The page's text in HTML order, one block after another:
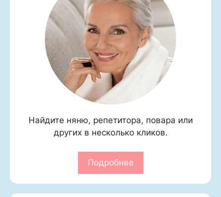
Найдите няню, репетитора, повара или
других в несколько кликов.
Подробнее